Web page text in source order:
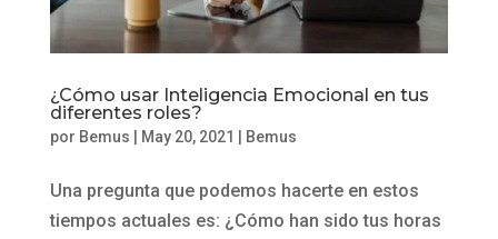
¿Cómo usar Inteligencia Emocional en tus
diferentes roles?
por Bemus May 20, 2021 Bemus
Una pregunta que podemos hacerte en estos
tiempos actuales es: ¿Cómo han sido tus horas